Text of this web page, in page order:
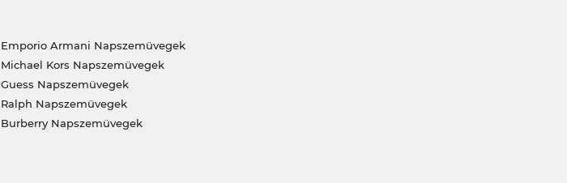
Emporio Armani Napszemüvegek
Michael Kors Napszemüvegek
Guess Napszemüvegek
Ralph Napszemüvegek
Burberry Napszemüvegek